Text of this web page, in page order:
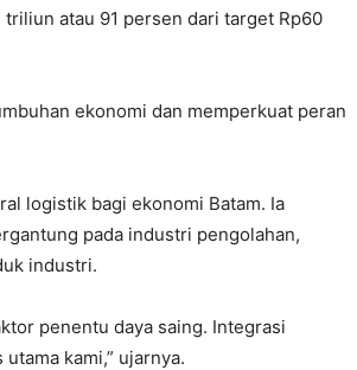
atau 91 persen dari target Rp60
ekonomi dan memperkuat peran
logistik bagi ekonomi Batam. Ia
pada industri pengolahan,
industri.
penentu daya saing. Integrasi
kami,” ujarnya.